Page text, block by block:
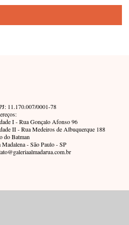
11.170.007/0001-78
I - Rua Gonçalo Afonso 96
II - Rua Medeiros de Albuquerque 188
do Batman
- São Paulo - SP